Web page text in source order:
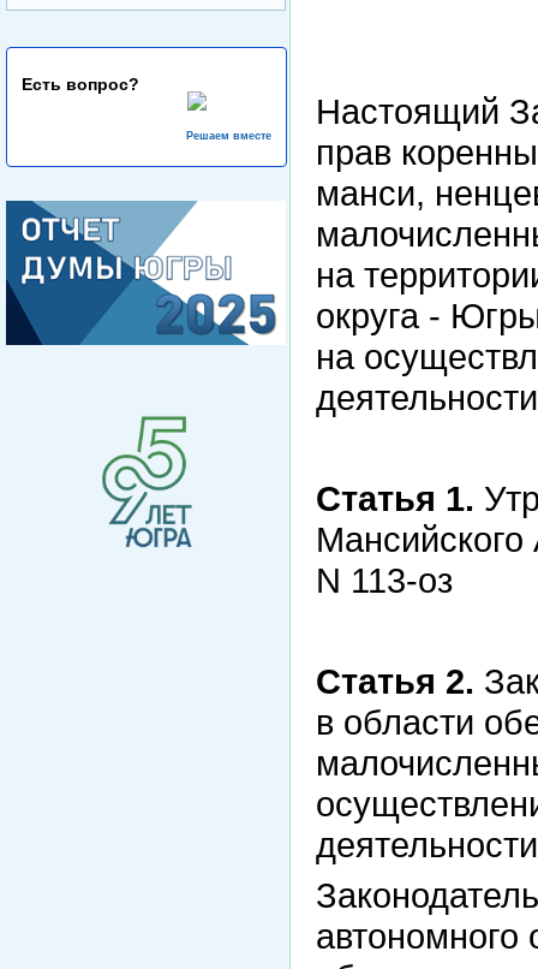
Есть вопрос?
Решаем вместе
Настоящий
прав
манси,
на
округа -
на
Статья 1.
N 113-оз
Статья 2.
в области
деятельности
автономного